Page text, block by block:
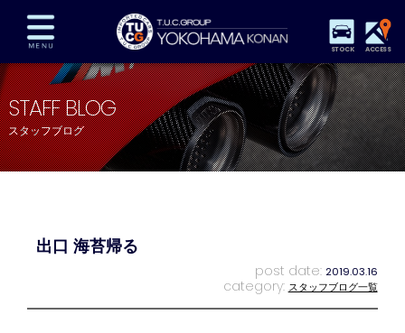
STOCK ACCESS
在庫車両情報 保証&サービス パーツリスト
TUCとは？ 店舗情報 アクセスマップ
全国納車 特別作業 注文販売
STAFF BLOG
スタッフブログ
出口 海苔帰る
post date: 2019.03.16
category: スタッフブログ一覧